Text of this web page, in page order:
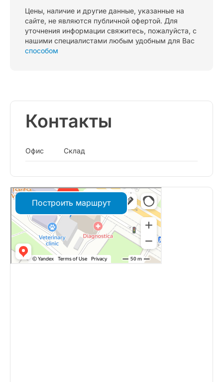
Цены, наличие и другие данные, указанные на
сайте, не являются публичной офертой. Для
уточнения информации свяжитесь, пожалуйста, с
нашими специалистами любым удобным для Вас
способом
Контакты
Офис Склад
Построить маршрут